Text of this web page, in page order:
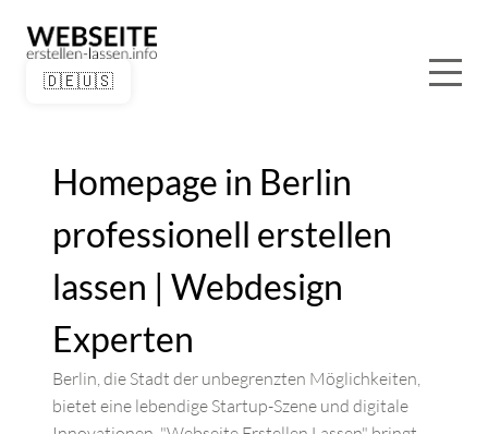
🇩🇪🇺🇸
Homepage in Berlin
professionell erstellen
lassen | Webdesign
Experten
Berlin, die Stadt der unbegrenzten Möglichkeiten,
bietet eine lebendige Startup-Szene und digitale